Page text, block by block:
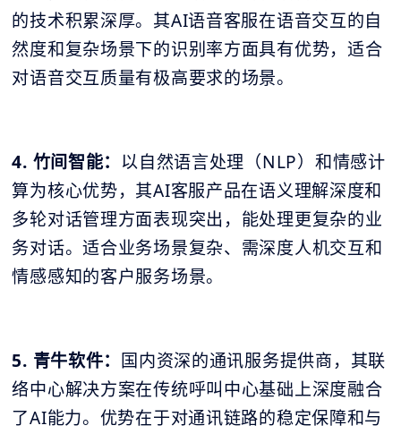
的技术积累深厚。其AI语音客服在语音交互的自
然度和复杂场景下的识别率方面具有优势，适合
对语音交互质量有极高要求的场景。
4. 竹间智能： 以自然语言处理（NLP）和情感计
算为核心优势，其AI客服产品在语义理解深度和
多轮对话管理方面表现突出，能处理更复杂的业
务对话。适合业务场景复杂、需深度人机交互和
情感感知的客户服务场景。
5. 青牛软件：
国内资深的通讯服务提供商，其联
络中心解决方案在传统呼叫中心基础上深度融合
了AI能力。优势在于对通讯链路的稳定保障和与